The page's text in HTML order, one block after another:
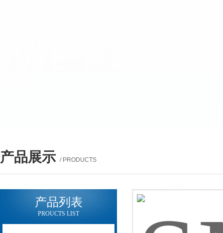
产品展示 / PRODUCTS
产品列表
PROUCTS LIST